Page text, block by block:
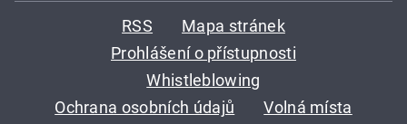
RSS
Mapa stránek
Prohlášení o přístupnosti
Whistleblowing
Ochrana osobních údajů
Volná místa